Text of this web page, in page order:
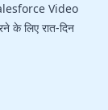
Video
लिए रात-दिन